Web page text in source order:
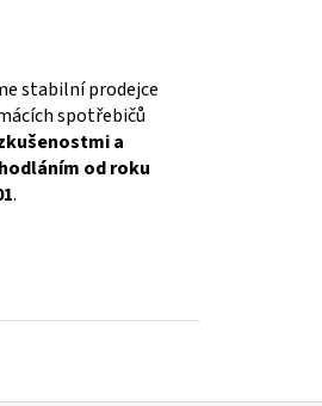
stabilní prodejce
spotřebičů
a
od roku
.